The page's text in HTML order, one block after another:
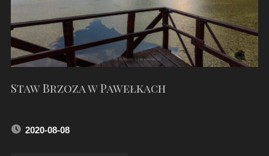
Staw Brzoza w Pawełkach
2020-08-08